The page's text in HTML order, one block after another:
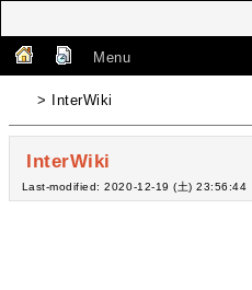
Menu
> InterWiki
InterWiki
Last-modified: 2020-12-19 (土) 23:56:44